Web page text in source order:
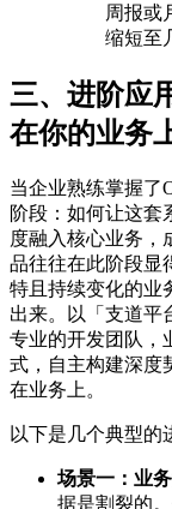
周报或
缩短至
三、进阶应
在你的业务
当企业熟练掌握了
阶段：如何让这套
度融入核心业务，
品往往在此阶段显
特且持续变化的业
出来。以「支道平
专业的开发团队，
式，自主构建深度
在业务上。
以下是几个典型的
场景一：业
据是割裂的